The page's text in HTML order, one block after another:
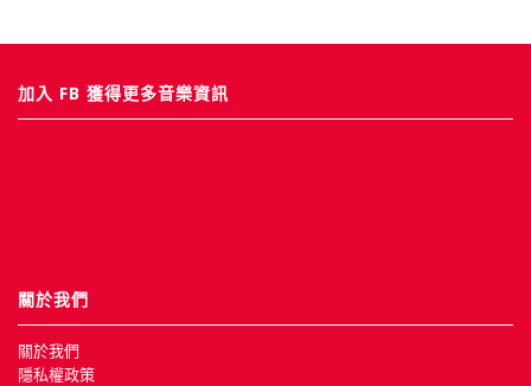
加入 FB 獲得更多音樂資訊
關於我們
關於我們
隱私權政策